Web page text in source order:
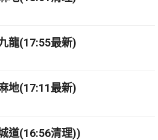
龍(17:55最新)
地(17:11最新)
道(16:56清理))